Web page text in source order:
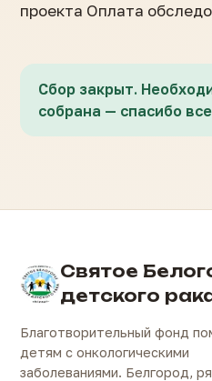
проекта Оплата
Сбор закрыт.
собрана — спасибо
Святое
детского
Благотворительный фонд
детям с онкологическими
заболеваниями. Белгород,